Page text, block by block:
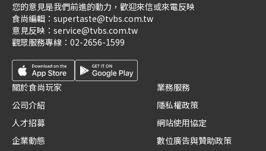
您的意見是我們前進的動力，歡迎來信或來電反映
食尚編輯： supertaste@tvbs.com.tw
意見反映： service@tvbs.com.tw
觀眾服務專線： 02-2656-1599
關於食尚玩家
公司介紹
人才招募
企業動態
業務服務
隱私權政策
網站使用協定
數位廣告與贊助政策